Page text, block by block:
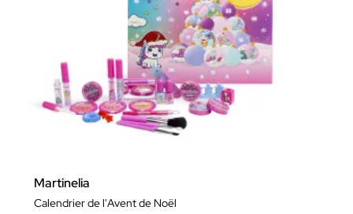
Martinelia
Calendrier de l'Avent de Noël